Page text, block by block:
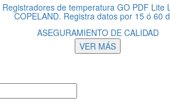
Registradores de temperatura GO PDF Lite
COPELAND. Registra datos por 15 ó 60
ASEGURAMIENTO DE CALIDAD
VER MÁS